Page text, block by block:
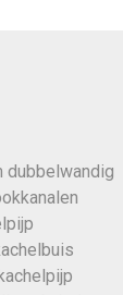
dubbelwandig